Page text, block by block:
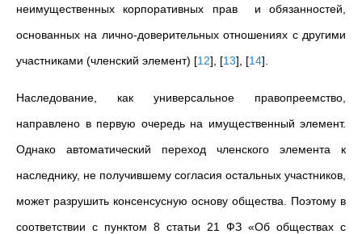
неимущественных корпоративных прав и обязанностей,
основанных на лично-доверительных отношениях с другими
участниками (членский элемент) [12] [13] [14]
Наследование, как универсальное правопреемство,
направлено в первую очередь на имущественный элемент.
Однако автоматический переход членского элемента к
наследнику, не получившему согласия остальных участников,
может разрушить консенсусную основу общества. Поэтому в
соответствии с пунктом 8 статьи 21 ФЗ «Об обществах с